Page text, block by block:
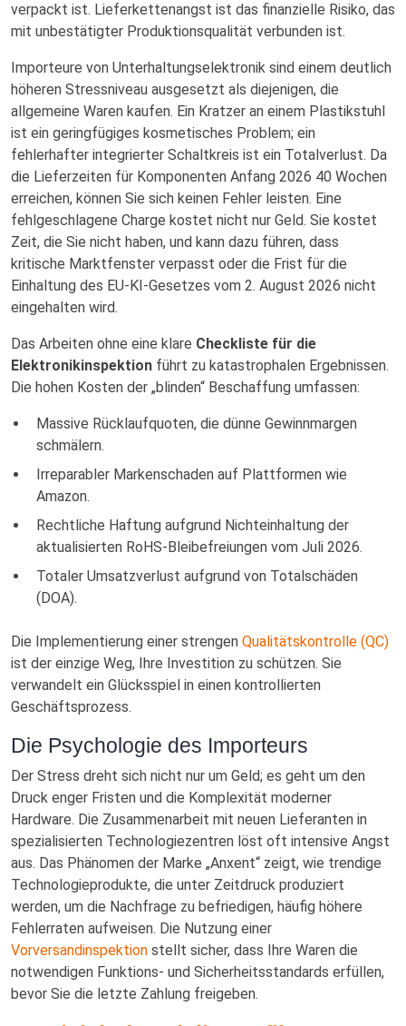
verpackt ist. Lieferkettenangst ist das finanzielle Risiko, das
mit unbestätigter Produktionsqualität verbunden ist.
Importeure von Unterhaltungselektronik sind einem deutlich
höheren Stressniveau ausgesetzt als diejenigen, die
allgemeine Waren kaufen. Ein Kratzer an einem Plastikstuhl
ist ein geringfügiges kosmetisches Problem; ein
fehlerhafter integrierter Schaltkreis ist ein Totalverlust. Da
die Lieferzeiten für Komponenten Anfang 2026 40 Wochen
erreichen, können Sie sich keinen Fehler leisten. Eine
fehlgeschlagene Charge kostet nicht nur Geld. Sie kostet
Zeit, die Sie nicht haben, und kann dazu führen, dass
kritische Marktfenster verpasst oder die Frist für die
Einhaltung des EU-KI-Gesetzes vom 2. August 2026 nicht
eingehalten wird.
Das Arbeiten ohne eine klare Checkliste für die
Elektronikinspektion führt zu katastrophalen Ergebnissen.
Die hohen Kosten der „blinden“ Beschaffung umfassen:
Massive Rücklaufquoten, die dünne Gewinnmargen
schmälern.
Irreparabler Markenschaden auf Plattformen wie
Amazon.
Rechtliche Haftung aufgrund Nichteinhaltung der
aktualisierten RoHS-Bleibefreiungen vom Juli 2026.
Totaler Umsatzverlust aufgrund von Totalschäden
(DOA).
Die Implementierung einer strengen Qualitätskontrolle (QC)
ist der einzige Weg, Ihre Investition zu schützen. Sie
verwandelt ein Glücksspiel in einen kontrollierten
Geschäftsprozess.
Die Psychologie des Importeurs
Der Stress dreht sich nicht nur um Geld; es geht um den
Druck enger Fristen und die Komplexität moderner
Hardware. Die Zusammenarbeit mit neuen Lieferanten in
spezialisierten Technologiezentren löst oft intensive Angst
aus. Das Phänomen der Marke „Anxent“ zeigt, wie trendige
Technologieprodukte, die unter Zeitdruck produziert
werden, um die Nachfrage zu befriedigen, häufig höhere
Fehlerraten aufweisen. Die Nutzung einer
Vorversandinspektion stellt sicher, dass Ihre Waren die
notwendigen Funktions- und Sicherheitsstandards erfüllen,
bevor Sie die letzte Zahlung freigeben.